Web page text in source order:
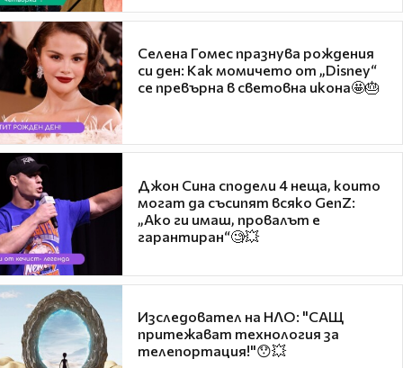
Селена Гомес празнува рождения
си ден: Как момичето от „Disney“
се превърна в световна икона🤩🎂
Джон Сина сподели 4 неща, които
могат да съсипят всяко GenZ:
„Ако ги имаш, провалът е
гарантиран“🧐💥
Изследовател на НЛО: "САЩ
притежават технология за
телепортация!"😯💥